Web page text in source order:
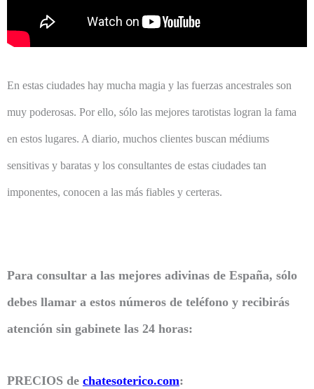
En estas ciudades hay mucha magia y las fuerzas ancestrales son
muy poderosas. Por ello, sólo las mejores tarotistas logran la fama
en estos lugares. A diario, muchos clientes buscan médiums
sensitivas y baratas y los consultantes de estas ciudades tan
imponentes, conocen a las más fiables y certeras.
Para consultar a las mejores adivinas de España, sólo
debes llamar a estos números de teléfono y recibirás
atención sin gabinete las 24 horas:
PRECIOS de chatesoterico.com: